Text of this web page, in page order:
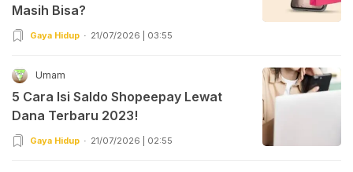
Masih Bisa?
Gaya Hidup 21/07/2026 | 03:55
Umam
5 Cara Isi Saldo Shopeepay Lewat
Dana Terbaru 2023!
Gaya Hidup 21/07/2026 | 02:55